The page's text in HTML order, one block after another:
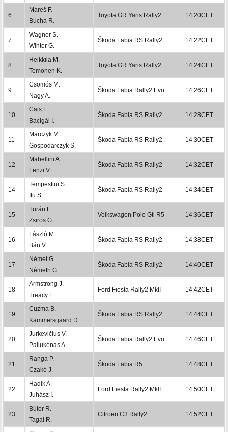
6
Mareš F.
Bucha R.
Toyota GR Yaris Rally2 14:20CET
7
Wagner S.
Winter G.
Škoda Fabia RS Rally2 14:22CET
8
Heikkilä M.
Temonen K.
Toyota GR Yaris Rally2 14:24CET
9
Csomós M.
Nagy A.
Škoda Fabia Rally2 Evo 14:26CET
10
Cais E.
Bacigál I.
Škoda Fabia RS Rally2 14:28CET
11
Marczyk M.
Gospodarczyk S.
Škoda Fabia RS Rally2 14:30CET
12
Mabellini A.
Lenzi V.
Škoda Fabia RS Rally2 14:32CET
14
Tempestini S.
Itu S.
Škoda Fabia RS Rally2 14:34CET
15
Turán F.
Zsiros G.
Volkswagen Polo Gti R5 14:36CET
16
László M.
Bán V.
Škoda Fabia RS Rally2 14:38CET
17
Német G.
Németh G.
Škoda Fabia RS Rally2 14:40CET
18
Armstrong J.
Treacy E.
Ford Fiesta Rally2 MkII 14:42CET
19
Cuzma B.
Kammersgaard D.
Škoda Fabia RS Rally2 14:44CET
20
Jurkevičius V.
Paliukėnas A.
Škoda Fabia Rally2 Evo 14:46CET
21
Ranga P.
Czakó J.
Škoda Fabia R5 14:48CET
22
Hadik A.
Juhász I.
Ford Fiesta Rally2 MkII 14:50CET
23
Bútor R.
Tagai R.
Citroën C3 Rally2 14:52CET